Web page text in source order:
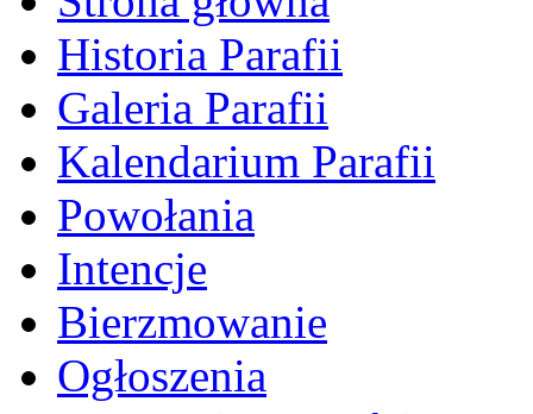
Historia Parafii
Galeria Parafii
Kalendarium Parafii
Powołania
Intencje
Bierzmowanie
Ogłoszenia